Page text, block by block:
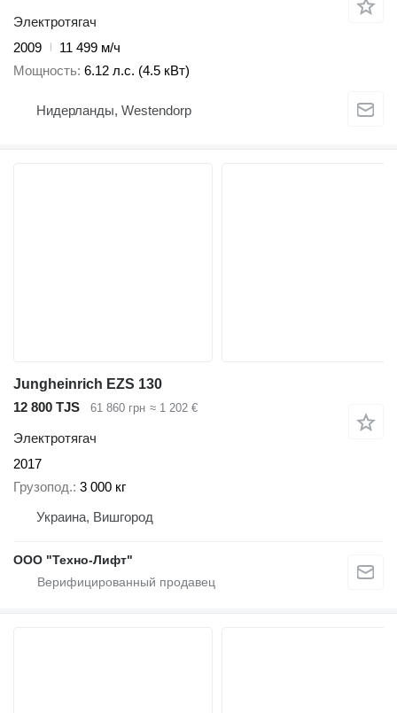
Электротягач
2009
11 499 м/ч
Мощность 6.12 л.с. (4.5 кВт)
Нидерланды, Westendorp
Jungheinrich EZS 130
12 800 TJS
61 860 грн ≈ 1 202 €
Электротягач
2017
Грузопод. 3 000 кг
Украина, Вишгород
ООО "Техно-Лифт"